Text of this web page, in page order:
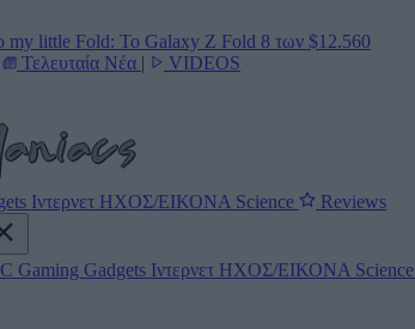
my little Fold: Το Galaxy Z Fold 8 των $12.560
Τελευταία Νέα | VIDEOS
Ιντερνετ ΗΧΟΣ/ΕΙΚΟΝΑ Science Reviews
Gaming Gadgets Ιντερνετ ΗΧΟΣ/ΕΙΚΟΝΑ Science